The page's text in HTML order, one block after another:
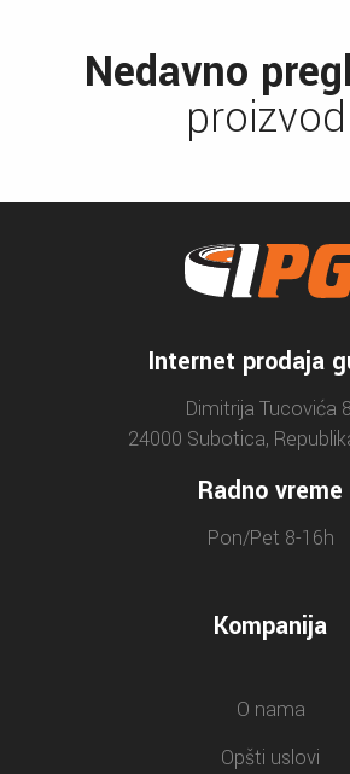
Nedavno
Internet prodaja
Dimitrija Tucovića
24000 Subotica,
Radno vreme
Pon/Pet 8-16h
Kompanija
O nama
Opšti uslovi